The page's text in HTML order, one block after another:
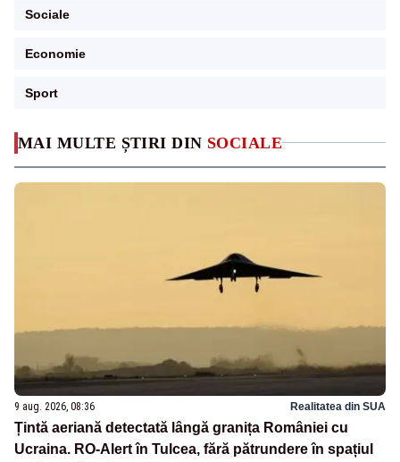
MAI MULTE ȘTIRI DIN SOCIALE
9 aug. 2026, 08:36 Realitatea din SUA
Țintă aeriană detectată lângă granița României cu
Ucraina. RO-Alert în Tulcea, fără pătrundere în spațiul
Sociale
Economie
Sport